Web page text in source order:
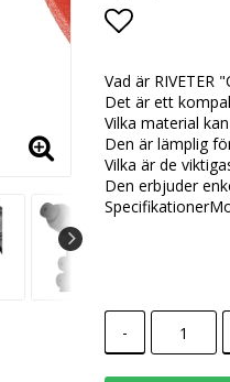
Vad är RIVETER
Det är ett
Vilka material
Den är lämplig
Vilka är de
Den erbjuder
-